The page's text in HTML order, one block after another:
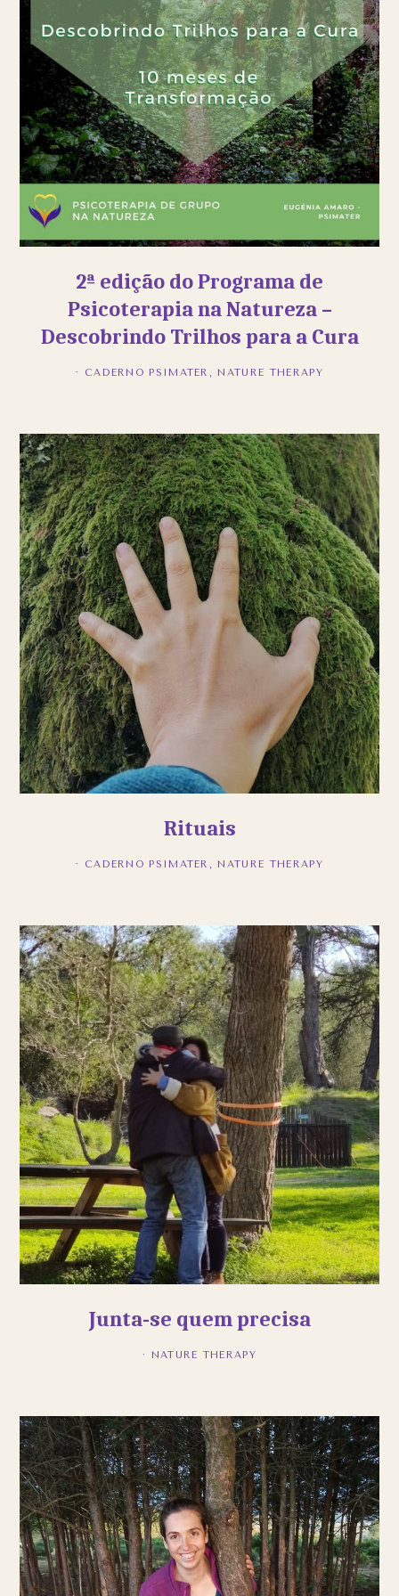
2ª edição do Programa de
Psicoterapia na Natureza –
Descobrindo Trilhos para a Cura
· CADERNO PSIMATER , NATURE THERAPY
Rituais
· CADERNO PSIMATER , NATURE THERAPY
Junta-se quem precisa
· NATURE THERAPY